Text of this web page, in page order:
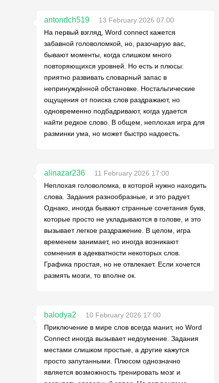
antondch519
13 February 2026 07:00
На первый взгляд, Word connect кажется
забавной головоломкой, но, разочарую вас,
бывают моменты, когда слишком много
повторяющихся уровней. Но есть и плюсы:
приятно развивать словарный запас в
непринуждённой обстановке. Ностальгические
ощущения от поиска слов раздражают, но
одновременно подбадривают, когда удается
найти редкое слово. В общем, неплохая игра для
разминки ума, но может быстро надоесть.
alinazar236
11 February 2026 17:00
Неплохая головоломка, в которой нужно находить
слова. Задания разнообразные, и это радует.
Однако, иногда бывают странные сочетания букв,
которые просто не укладываются в голове, и это
вызывает легкое раздражение. В целом, игра
временем занимает, но иногда возникают
сомнения в адекватности некоторых слов.
Графика простая, но не отвлекает. Если хочется
размять мозги, то вполне ок.
balodya2
10 February 2026 17:00
Приключение в мире слов всегда манит, но Word
Connect иногда вызывает недоумение. Задания
местами слишком простые, а другие кажутся
просто запутанными. Плюсом однозначно
является возможность тренировать мозг и